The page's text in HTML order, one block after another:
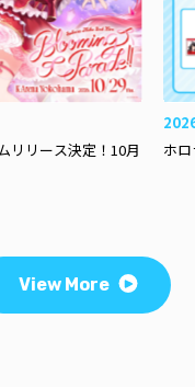
リリース決定！10月
ホ
View More